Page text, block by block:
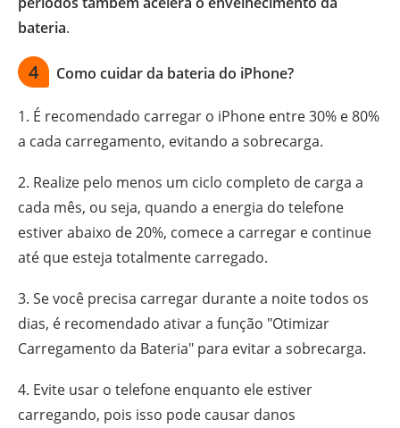
bateria.
4 Como cuidar da bateria do iPhone?
1. É recomendado carregar o iPhone entre 30% e 80%
a cada carregamento, evitando a sobrecarga.
2. Realize pelo menos um ciclo completo de carga a
cada mês, ou seja, quando a energia do telefone
estiver abaixo de 20%, comece a carregar e continue
até que esteja totalmente carregado.
3. Se você precisa carregar durante a noite todos os
dias, é recomendado ativar a função "Otimizar
Carregamento da Bateria" para evitar a sobrecarga.
4. Evite usar o telefone enquanto ele estiver
carregando, pois isso pode causar danos